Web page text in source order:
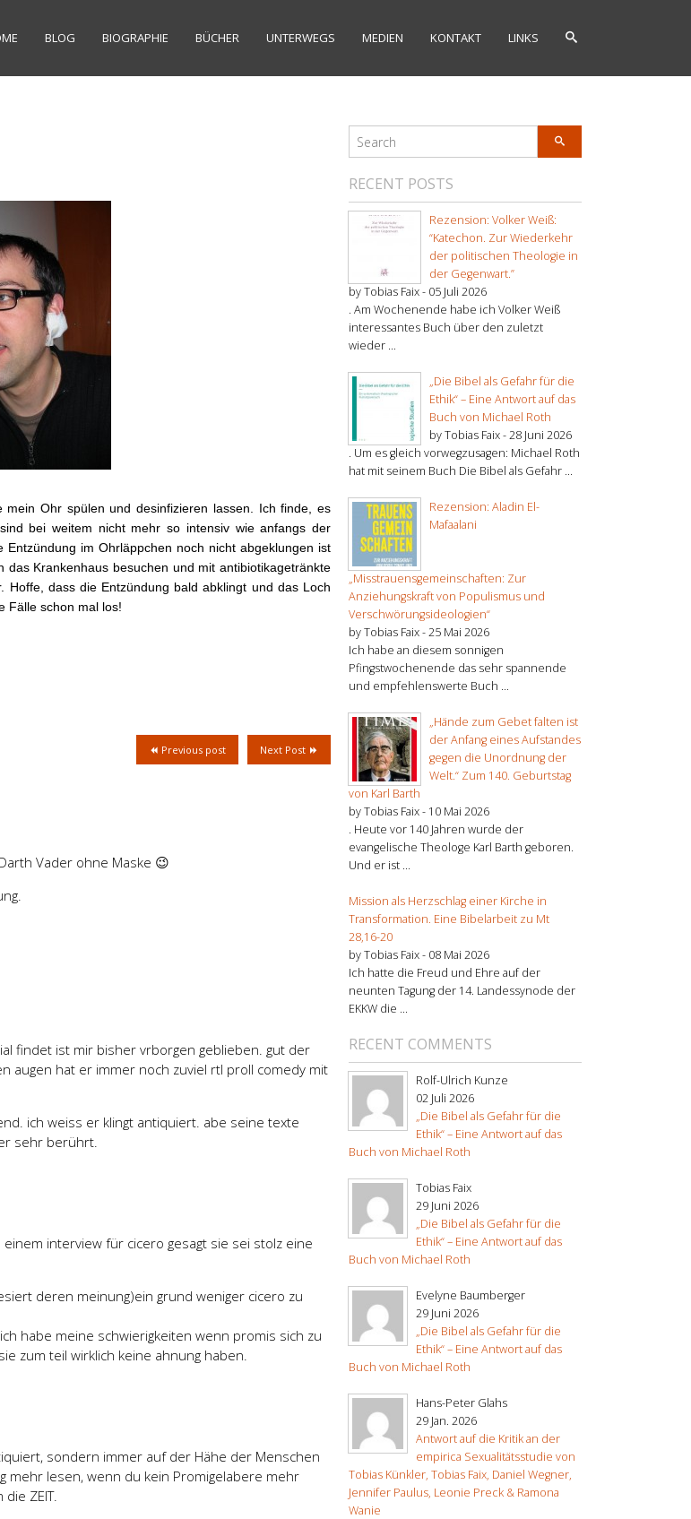
BLOG BIOGRAPHIE BÜCHER UNTERWEGS MEDIEN KONTAKT LINKS
Ohr spülen und desinfizieren lassen. Ich finde, es
bei weitem nicht mehr so intensiv wie anfangs der
im Ohrläppchen noch nicht abgeklungen ist
Krankenhaus besuchen und mit antibiotikagetränkte
dass die Entzündung bald abklingt und das Loch
Fälle schon mal los!
Next Post
Previous post
Vader ohne Maske 😉
findet ist mir bisher vrborgen geblieben. gut der
augen hat er immer noch zuviel rtl proll comedy mit
ich weiss er klingt antiquiert. abe seine texte
sehr berührt.
interview für cicero gesagt sie sei stolz eine
deren meinung)ein grund weniger cicero zu
habe meine schwierigkeiten wenn promis sich zu
zum teil wirklich keine ahnung haben.
sondern immer auf der Hähe der Menschen
mehr lesen, wenn du kein Promigelabere mehr
ZEIT.
RECENT POSTS
Rezension: Volker Weiß:
“Katechon. Zur Wiederkehr
der politischen Theologie in
der Gegenwart.”
by Tobias Faix - 05 Juli 2026
. Am Wochenende habe ich Volker Weiß
interessantes Buch über den zuletzt
wieder ...
„Die Bibel als Gefahr für die
Ethik“ – Eine Antwort auf das
Buch von Michael Roth
by Tobias Faix -28 Juni 2026
. Um es gleich vorwegzusagen: Michael Roth
hat mit seinem Buch Die Bibel als Gefahr ...
Rezension: Aladin El-
Mafaalani
„Misstrauensgemeinschaften: Zur
Anziehungskraft von Populismus und
Verschwörungsideologien“
by Tobias Faix -25 Mai 2026
Ich habe an diesem sonnigen
Pfingstwochenende das sehr spannende
und empfehlenswerte Buch ...
„Hände zum Gebet falten ist
der Anfang eines Aufstandes
gegen die Unordnung der
Welt.“ Zum 140. Geburtstag
von Karl Barth
by Tobias Faix - 10 Mai 2026
. Heute vor 140 Jahren wurde der
evangelische Theologe Karl Barth geboren.
Und er ist ...
Mission als Herzschlag einer Kirche in
Transformation. Eine Bibelarbeit zu Mt
28,16-20
by Tobias Faix - 08 Mai 2026
Ich hatte die Freud und Ehre auf der
neunten Tagung der 14. Landessynode der
EKKW die ...
RECENT COMMENTS
Rolf-Ulrich Kunze
02 Juli 2026
„Die Bibel als Gefahr für die
Ethik“ – Eine Antwort auf das
Buch von Michael Roth
Tobias Faix
29 Juni 2026
„Die Bibel als Gefahr für die
Ethik“ – Eine Antwort auf das
Buch von Michael Roth
Evelyne Baumberger
29 Juni 2026
„Die Bibel als Gefahr für die
Ethik“ – Eine Antwort auf das
Buch von Michael Roth
Hans-Peter Glahs
29 Jan. 2026
Antwort auf die Kritik an der
empirica Sexualitätsstudie von
Tobias Künkler, Tobias Faix, Daniel Wegner,
Jennifer Paulus, Leonie Preck & Ramona
Wanie